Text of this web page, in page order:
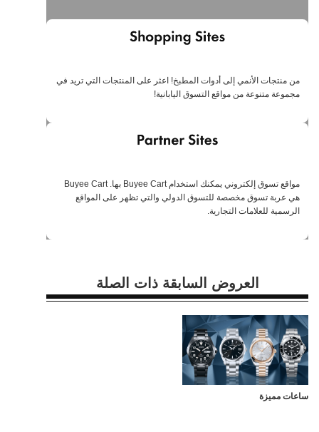
من منتجات الأنمي إلى أدوات المطبخ! اعثر على المنتجات التي تريد في
مجموعة متنوعة من مواقع التسوق اليابانية!
مواقع تسوق إلكتروني يمكنك استخدام Buyee Cart بها. Buyee Cart
هي عربة تسوق مخصصة للتسوق الدولي والتي تظهر على المواقع
الرسمية للعلامات التجارية.
العروض السابقة ذات الصلة
ساعات مميزة